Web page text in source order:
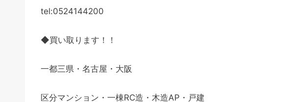
tel:0524144200
◆買い取ります！！
一都三県・名古屋・大阪
区分マンション・一棟RC造・木造AP・戸建